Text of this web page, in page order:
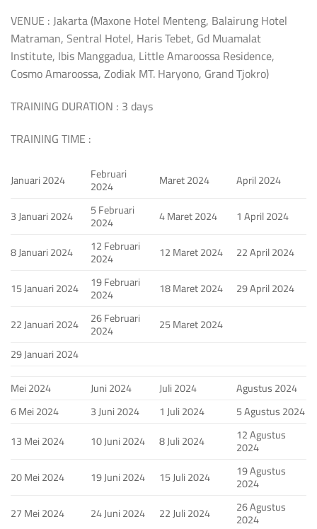
VENUE : Jakarta (Maxone Hotel Menteng, Balairung Hotel
Matraman, Sentral Hotel, Haris Tebet, Gd Muamalat
Institute, Ibis Manggadua, Little Amaroossa Residence,
Cosmo Amaroossa, Zodiak MT. Haryono, Grand Tjokro)
TRAINING DURATION : 3 days
TRAINING TIME :
Januari 2024 Februari
2024 Maret 2024
April 2024
3 Januari 2024
5 Februari
2024 4 Maret 2024
1 April 2024
8 Januari 2024
12 Februari
2024 12 Maret 2024
22 April 2024
15 Januari 2024
19 Februari
2024 18 Maret 2024
29 April 2024
22 Januari 2024
26 Februari
2024
25 Maret 2024
29 Januari 2024
Mei 2024
Juni 2024 Juli 2024
Agustus 2024
6 Mei 2024
3 Juni 2024 1 Juli 2024
5 Agustus 2024
13 Mei 2024
10 Juni 2024 8 Juli 2024 12 Agustus
2024
20 Mei 2024
19 Juni 2024 15 Juli 2024 19 Agustus
2024
27 Mei 2024
24 Juni 2024 22 Juli 2024 26 Agustus
2024